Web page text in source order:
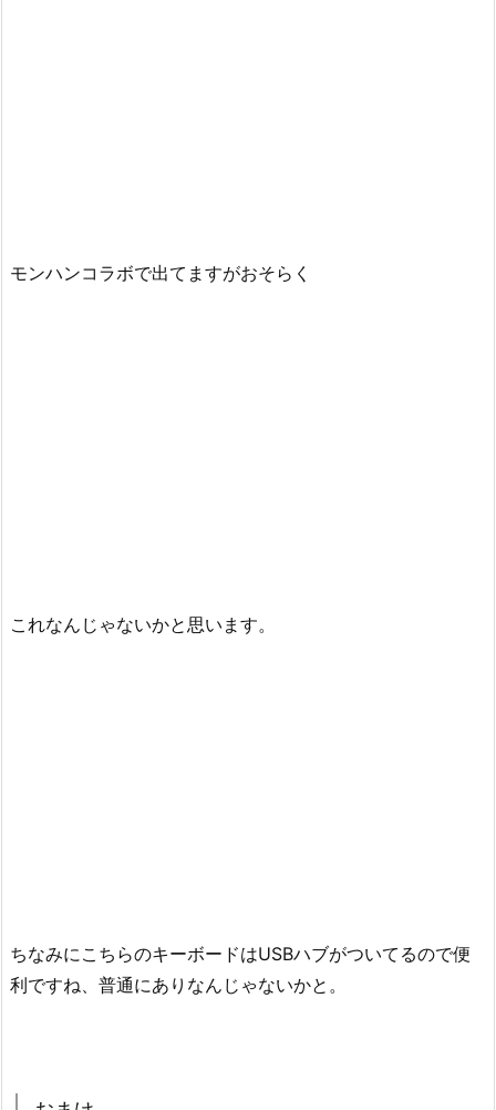
モンハンコラボで出てますがおそらく
これなんじゃないかと思います。
ちなみにこちらのキーボードはUSBハブがついてるので便
利ですね、普通にありなんじゃないかと。